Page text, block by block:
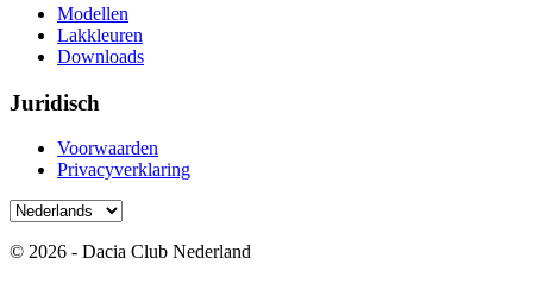
Modellen
Lakkleuren
Downloads
Juridisch
Voorwaarden
Privacyverklaring
© 2026 - Dacia Club Nederland